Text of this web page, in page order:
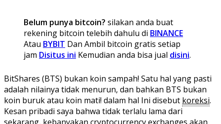
Belum punya bitcoin? silakan anda buat
rekening bitcoin telebih dahulu di BINANCE
Atau BYBIT Dan Ambil bitcoin gratis setiap
jam Disitus ini Kemudian anda bisa jual disini.
BitShares (BTS) bukan koin sampah! Satu hal yang pasti
adalah nilainya tidak menurun, dan bahkan BTS bukan
koin buruk atau koin mati! dalam hal Ini disebut koreksi.
Kesan pribadi saya bahwa tidak terlalu lama dari